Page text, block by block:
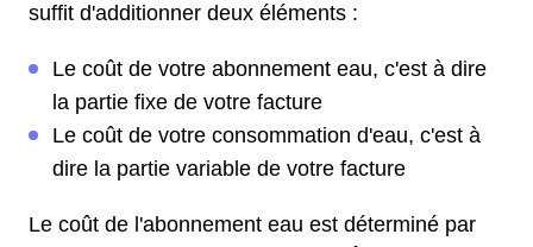
suffit d'additionner deux éléments :
Le coût de votre abonnement eau, c'est à dire
la partie fixe de votre facture
Le coût de votre consommation d'eau, c'est à
dire la partie variable de votre facture
Le coût de l'abonnement eau est déterminé par